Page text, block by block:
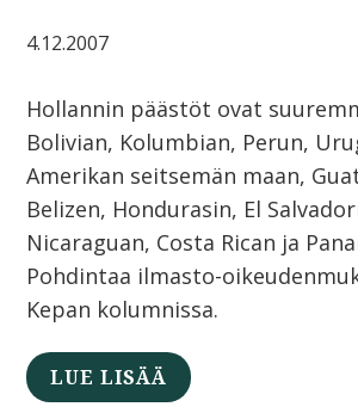
4.12.2007
Hollannin päästöt ovat
Bolivian, Kolumbian, Perun,
Amerikan seitsemän maan,
Belizen, Hondurasin, El
Nicaraguan, Costa Rican ja
Pohdintaa ilmasto-
Kepan kolumnissa.
LUE LISÄÄ